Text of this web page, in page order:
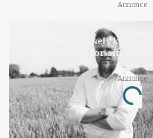
Annonce
Kun landbruget selv kan
kæmpe juridisk for sin
Annonce